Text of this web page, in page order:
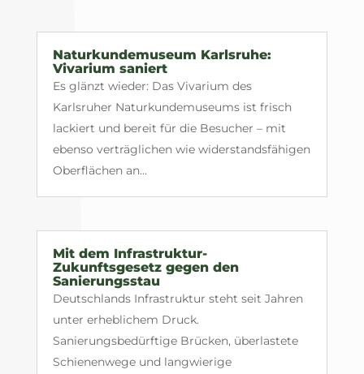
Naturkundemuseum Karlsruhe:
Vivarium saniert
Es glänzt wieder: Das Vivarium des
Karlsruher Naturkundemuseums ist frisch
lackiert und bereit für die Besucher – mit
ebenso verträglichen wie widerstandsfähigen
Oberflächen an...
Mit dem Infrastruktur-
Zukunftsgesetz gegen den
Sanierungsstau
Deutschlands Infrastruktur steht seit Jahren
unter erheblichem Druck.
Sanierungsbedürftige Brücken, überlastete
Schienenwege und langwierige